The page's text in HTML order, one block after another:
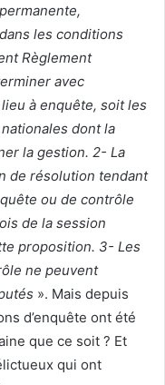
les conditions
Règlement
avec
à enquête, soit les
dont la
la gestion. 2- La
de résolution tendant
ou de contrôle
de la session
proposition. 3- Les
ne peuvent
». Mais depuis
d’enquête ont été
que ce soit ? Et
qui ont